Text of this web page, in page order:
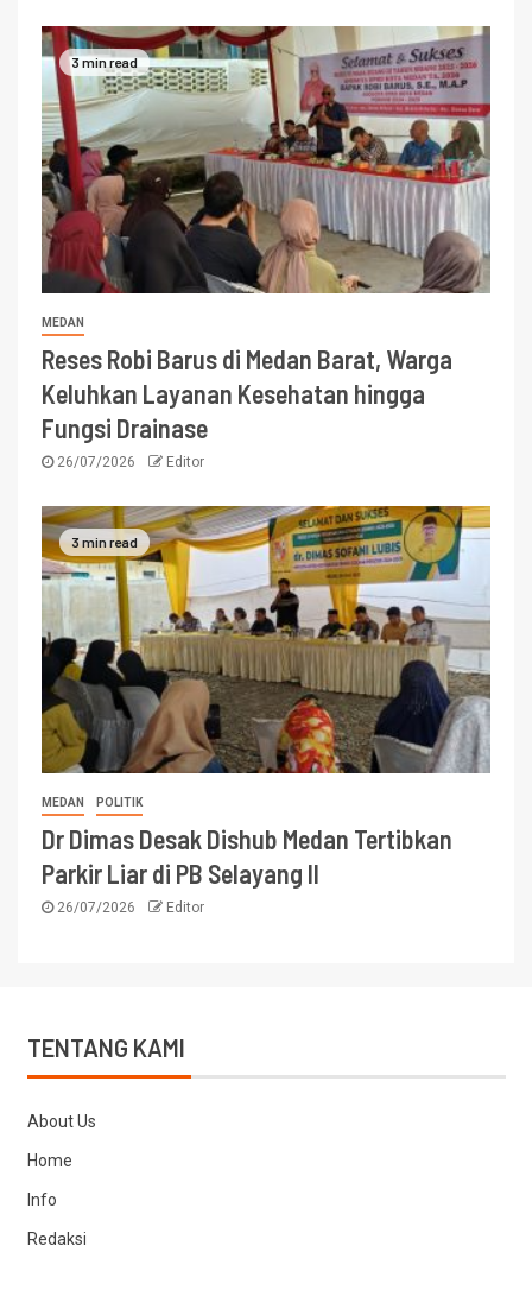
3 min read
MEDAN
Reses Robi Barus di Medan Barat, Warga
Keluhkan Layanan Kesehatan hingga
Fungsi Drainase
26/07/2026 Editor
3 min read
MEDAN POLITIK
Dr Dimas Desak Dishub Medan Tertibkan
Parkir Liar di PB Selayang II
26/07/2026 Editor
TENTANG KAMI
About Us
Home
Info
Redaksi